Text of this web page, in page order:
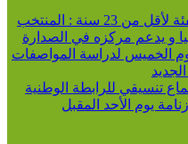
كرة السلة 3 3 / دوري الأمم لفئة لأقل من 23 سنة : المنتخب
و يدعم مركزه في الصدارة
يوم الخميس لدراسة المواصفات
الثانية 2026-2027: اجتماع تنسيقي للرابطة الوطنية
يوم الأحد المقبل